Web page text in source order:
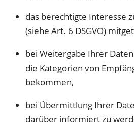
das berechtigte Interesse
(siehe Art. 6 DSGVO)
bei Weitergabe Ihrer
die Kategorien von
bekommen,
bei Übermittlung Ihrer
darüber informiert zu